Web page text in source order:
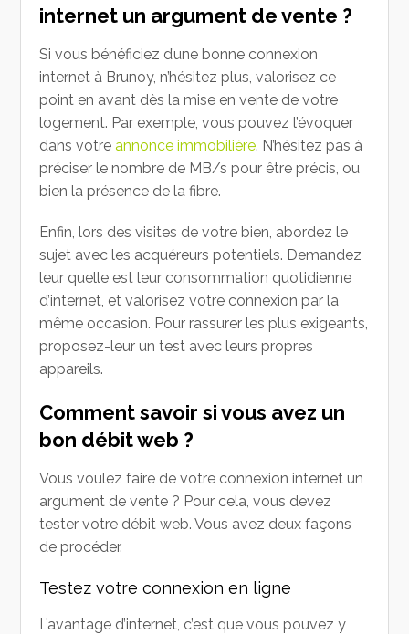
internet un argument de vente ?
Si vous bénéficiez d’une bonne connexion
internet à Brunoy, n’hésitez plus, valorisez ce
point en avant dès la mise en vente de votre
logement. Par exemple, vous pouvez l’évoquer
dans votreannonce immobilière. N’hésitez pas à
préciser le nombre de MB/s pour être précis, ou
bien la présence de la fibre.
Enfin, lors des visites de votre bien, abordez le
sujet avec les acquéreurs potentiels. Demandez
leur quelle est leur consommation quotidienne
d’internet, et valorisez votre connexion par la
même occasion. Pour rassurer les plus exigeants,
proposez-leur un test avec leurs propres
appareils.
Comment savoir si vous avez un
bon débit web ?
Vous voulez faire de votre connexion internet un
argument de vente ? Pour cela, vous devez
tester votre débit web. Vous avez deux façons
de procéder.
Testez votre connexion en ligne
L’avantage d’internet, c’est que vous pouvez y